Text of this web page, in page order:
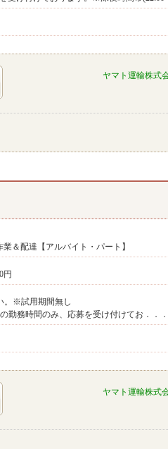
ヤマト運輸株式
業＆配達【アルバイト・パート】
円
。※試用期間無し
勤務時間のみ、応募を受け付けてお．．．
ヤマト運輸株式